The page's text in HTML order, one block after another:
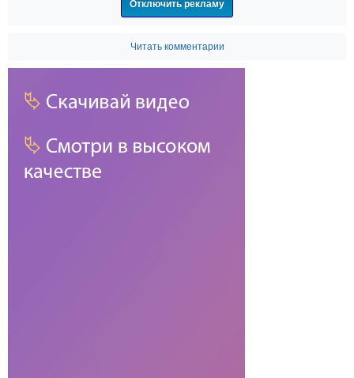
Отключить рекламу
Читать комментарии